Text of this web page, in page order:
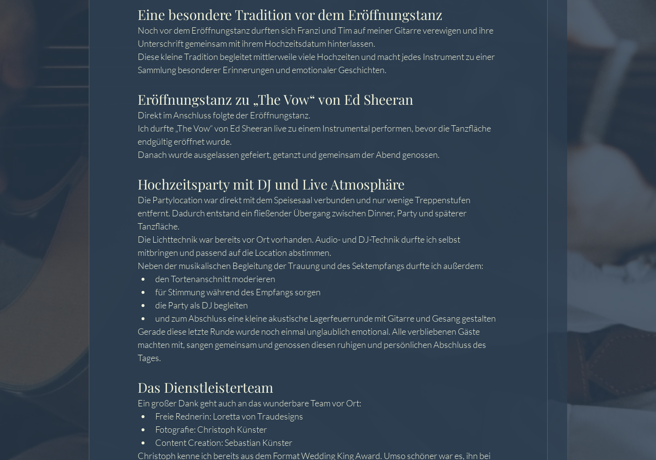
Eine besondere Tradition vor dem Eröffnungstanz
Noch vor dem Eröffnungstanz durften sich Franzi und Tim auf meiner Gitarre verewigen und ihre
Unterschrift gemeinsam mit ihrem Hochzeitsdatum hinterlassen.
Diese kleine Tradition begleitet mittlerweile viele Hochzeiten und macht jedes Instrument zu einer
Sammlung besonderer Erinnerungen und emotionaler Geschichten.
Eröffnungstanz zu „The Vow“ von Ed Sheeran
Direkt im Anschluss folgte der Eröffnungstanz.
Ich durfte „The Vow“ von Ed Sheeran live zu einem Instrumental performen, bevor die Tanzfläche
endgültig eröffnet wurde.
Danach wurde ausgelassen gefeiert, getanzt und gemeinsam der Abend genossen.
Hochzeitsparty mit DJ und Live Atmosphäre
Die Partylocation war direkt mit dem Speisesaal verbunden und nur wenige Treppenstufen
entfernt. Dadurch entstand ein fließender Übergang zwischen Dinner, Party und späterer
Tanzfläche.
Die Lichttechnik war bereits vor Ort vorhanden. Audio- und DJ-Technik durfte ich selbst
mitbringen und passend auf die Location abstimmen.
Neben der musikalischen Begleitung der Trauung und des Sektempfangs durfte ich außerdem:
den Tortenanschnitt moderieren
für Stimmung während des Empfangs sorgen
die Party als DJ begleiten
und zum Abschluss eine kleine akustische Lagerfeuerrunde mit Gitarre und Gesang gestalten
Gerade diese letzte Runde wurde noch einmal unglaublich emotional. Alle verbliebenen Gäste
machten mit, sangen gemeinsam und genossen diesen ruhigen und persönlichen Abschluss des
Tages.
Das Dienstleisterteam
Ein großer Dank geht auch an das wunderbare Team vor Ort:
Freie Rednerin: Loretta von Traudesigns
Fotografie: Christoph Künster
Content Creation: Sebastian Künster
Christoph kenne ich bereits aus dem Format Wedding King Award. Umso schöner war es, ihn bei